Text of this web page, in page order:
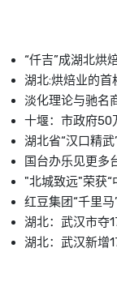
“仟吉”成湖北烘
湖北:烘焙业的首
淡化理论与驰名
十堰：市政府50
湖北省“汉口精
国台办乐见更多
"北城致远"荣获“
红豆集团“千里
湖北：武汉市夺
湖北：武汉新增